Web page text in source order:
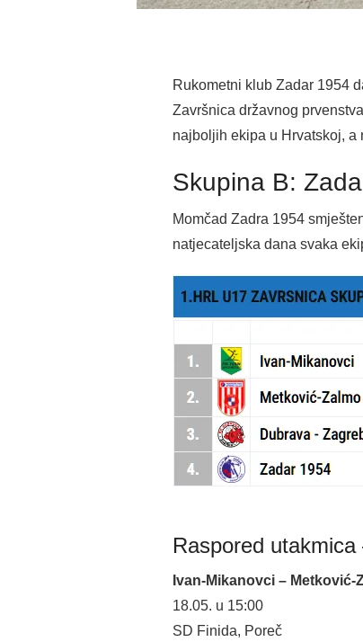
Rukometni klub Zadar 1954
Završnica državnog
najboljih ekipa u Hrvatskoj, a
Skupina B:
Momčad Zadra 1954
natjecateljska dana svaka
Raspored
Ivan-Mikanovci – Metković-
18.05. u 15:00
SD Finida, Poreč